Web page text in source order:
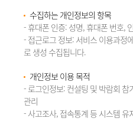
수집하는 개인정보의 항목
- 휴대폰 인증: 성명, 휴대폰 번호,
- 접근로그 정보: 서비스 이용과정
로 생성 수집됩니다.
개인정보 이용 목적
- 로그인정보: 컨설팅 및 박람회
관리
- 사고조사, 접속통계 등 시스템 유